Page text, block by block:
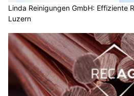
Linda Reinigungen GmbH: Effiziente
Luzern